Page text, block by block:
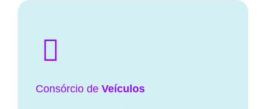
Consórcio de Veículos